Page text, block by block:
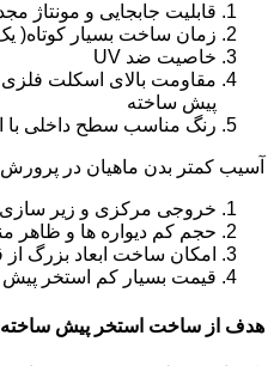
قابلیت جابجایی و مونتاژ
زمان ساخت بسیار کوتاه(
خاصیت ضد UV
مقاومت بالای اسکلت
پیش ساخته
رنگ مناسب سطح داخلی با
آسیب کمتر بدن ماهیان در
خروجی مرکزی و زیر سازی
حجم کم دیواره ها و ظاهر
امکان ساخت ابعاد بزرگ از قطر3.5 تا 12 متر و ارتفاع 1.2
قیمت بسیار کم استخر
هدف از ساخت استخر پیش